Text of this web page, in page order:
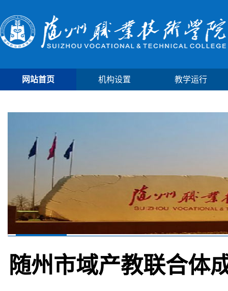
网站首页 机构设置 教学运行
随州市域产教联合体